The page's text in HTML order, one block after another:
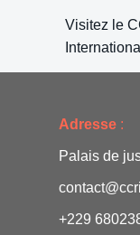
Visitez le
Adresse :
Palais de
+229